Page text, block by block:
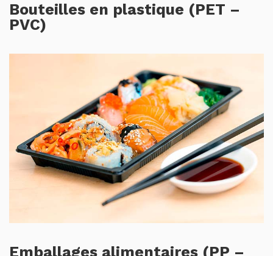
Bouteilles en plastique (PET –
PVC)
Emballages alimentaires (PP –